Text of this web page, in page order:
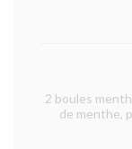
2 boules
de menthe,